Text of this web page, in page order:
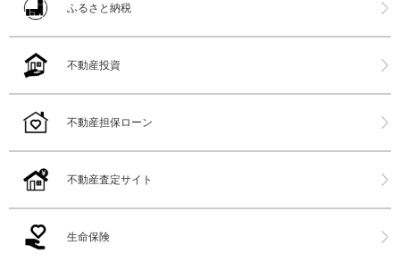
ふるさと納税
不動産投資
不動産担保ローン
不動産査定サイト
生命保険